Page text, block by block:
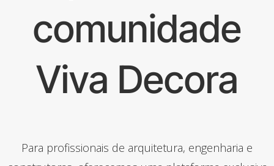
comunidade
Viva Decora
Para profissionais de arquitetura, engenharia e